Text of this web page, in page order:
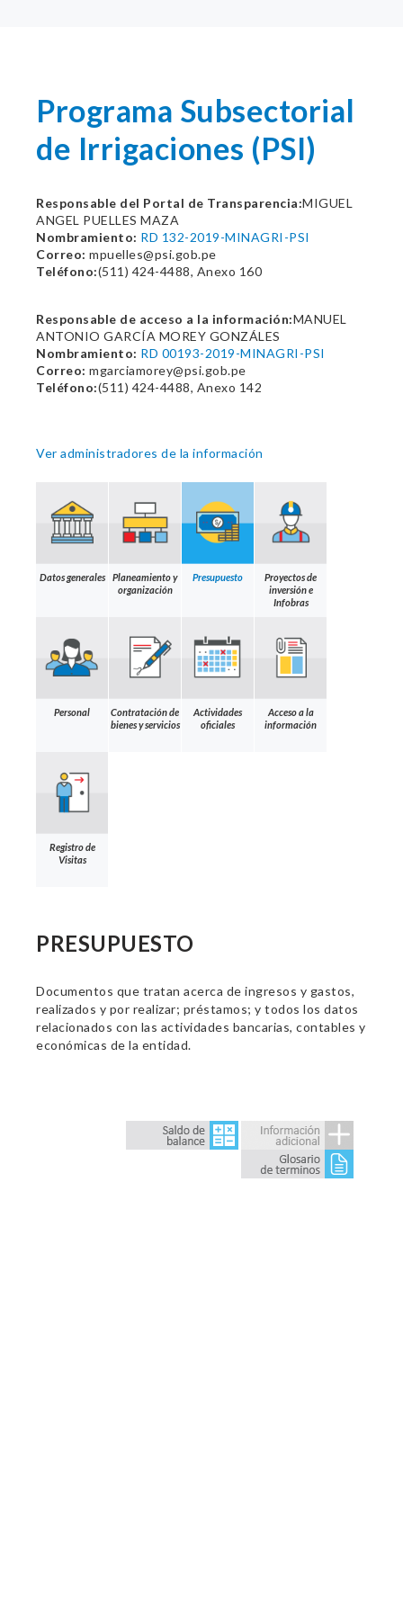
Programa Subsectorial
de Irrigaciones (PSI)
Responsable del Portal de Transparencia:MIGUEL
ANGEL PUELLES MAZA
Nombramiento: RD 132-2019-MINAGRI-PSI
Correo: mpuelles@psi.gob.pe
Teléfono:(511) 424-4488, Anexo 160
Responsable de acceso a la información:MANUEL
ANTONIO GARCÍA MOREY GONZÁLES
Nombramiento: RD 00193-2019-MINAGRI-PSI
Correo: mgarciamorey@psi.gob.pe
Teléfono:(511) 424-4488, Anexo 142
Ver administradores de la información
Datos generales
Planeamiento y
organización
Presupuesto
Proyectos de
inversión e
Infobras
Personal
Contratación de
bienes y servicios
Actividades
oficiales
Acceso a la
información
Registro de
Visitas
PRESUPUESTO
Documentos que tratan acerca de ingresos y gastos,
realizados y por realizar; préstamos; y todos los datos
relacionados con las actividades bancarias, contables y
económicas de la entidad.